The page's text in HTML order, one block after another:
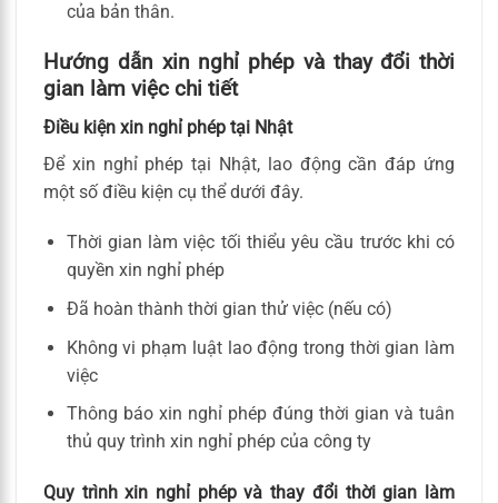
của bản thân.
Hướng dẫn xin nghỉ phép và thay đổi thời
gian làm việc chi tiết
Điều kiện xin nghỉ phép tại Nhật
Để xin nghỉ phép tại Nhật, lao động cần đáp ứng
một số điều kiện cụ thể dưới đây.
Thời gian làm việc tối thiểu yêu cầu trước khi có
quyền xin nghỉ phép
Đã hoàn thành thời gian thử việc (nếu có)
Không vi phạm luật lao động trong thời gian làm
việc
Thông báo xin nghỉ phép đúng thời gian và tuân
thủ quy trình xin nghỉ phép của công ty
Quy trình xin nghỉ phép và thay đổi thời gian làm